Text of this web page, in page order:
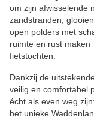
om zijn afwisselende
zandstranden,
open polders met
ruimte en rust maken
fietstochten.
Dankzij de
veilig en comfortabel
écht als even weg
het unieke